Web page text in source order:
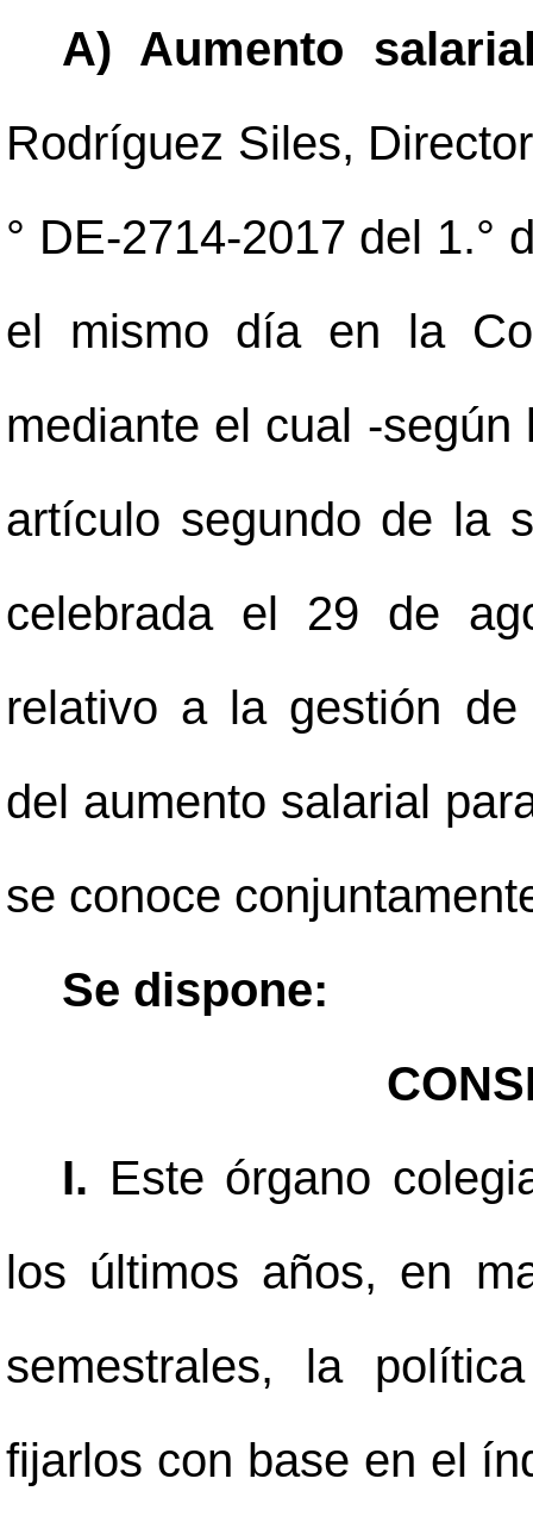
A) Aumento
Rodríguez Siles,
° DE-2714-2017 del 1.°
el mismo día en la
mediante el cual -
artículo segundo de la
celebrada el 29 de
relativo a la gestión de
del aumento salarial
se conoce
Se dispone:
I. Este órgano
los últimos años, en
semestrales, la
fijarlos con base en el